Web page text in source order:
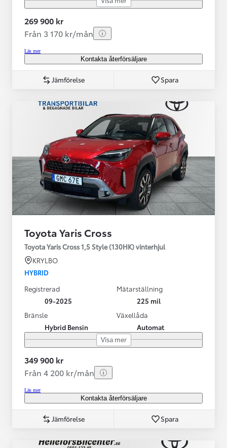
269 900 kr
Från 3 170 kr/mån
Läs mer
Kontakta återförsäljare
Jämförelse Spara
Toyota Yaris Cross
Toyota Yaris Cross 1,5 Style (130HK) vinterhjul
KRYLBO
HYBRID
Registrerad
09-2025
Mätarställning
225 mil
Bränsle
Hybrid Bensin
Växellåda
Automat
Visa mer
349 900 kr
Från 4 200 kr/mån
Läs mer
Kontakta återförsäljare
Jämförelse Spara